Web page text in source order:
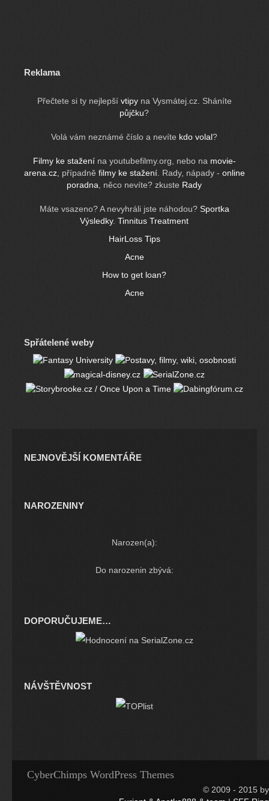
Reklama
Přečtete si ty nejlepší vtipy na Vysmátej.cz. Sháníte
půjčku?
Volá vám neznámé číslo a nevíte kdo volal?
Filmy ke stažení na youtubefilmy.org, nebo na movie-
arena.cz , případně filmy ke stažení . Rady, nápady - online
poradna , něco nevíte? zkuste Rady
Máte vsazeno? A nevyhráli jste náhodou? Sportka
Výsledky.Tinnitus Treatment
HairLoss Tips
Acne
How to get loan?
Acne
Spřátelené weby
NEJNOVĚJŠÍ KOMENTÁŘE
NAROZENINY
Narozen(a):
Do narozenin zbývá:
DOPORUČUJEME…
NÁVŠTĚVNOST
CyberChimps WordPress Themes
© 2009 - 2015 by